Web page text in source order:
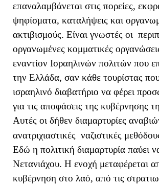
επαναλαμβάνεται στις πορείες,
ψηφίσματα, καταλήψεις και
ακτιβισμούς. Είναι γνωστές οι
οργανωμένες κομματικές
εναντίον Ισραηλινών πολιτών που
την Ελλάδα, σαν κάθε τουρίστας
ισραηλινό διαβατήριο να φέρει
για τις αποφάσεις της κυβέρνησης
Αυτές οι δήθεν διαμαρτυρίες
ανατριχιαστικές ναζιστικές
Εδώ η πολιτική διαμαρτυρία παύει
Νετανιάχου. Η ενοχή μεταφέρεται
κυβέρνηση στο λαό, από τις